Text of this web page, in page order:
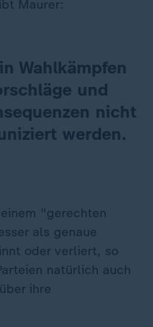
Maurer:
Wahlkämpfen
und
nicht
werden.
"gerechten
als genaue
oder verliert, so
natürlich auch
ihre